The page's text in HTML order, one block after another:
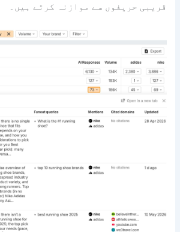
سے موازنہ کرتے ہیں۔